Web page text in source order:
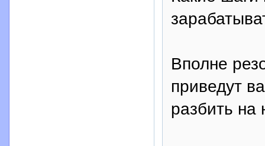
Вполне
приведут
разбить на